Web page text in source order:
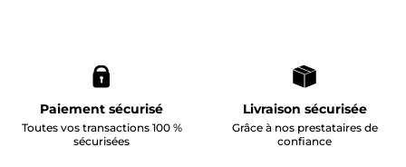
Paiement sécurisé
Toutes vos transactions 100 %
sécurisées
Livraison sécurisée
Grâce à nos prestataires de
confiance